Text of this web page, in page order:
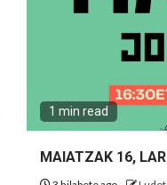
1 min read
MAIATZAK 16,